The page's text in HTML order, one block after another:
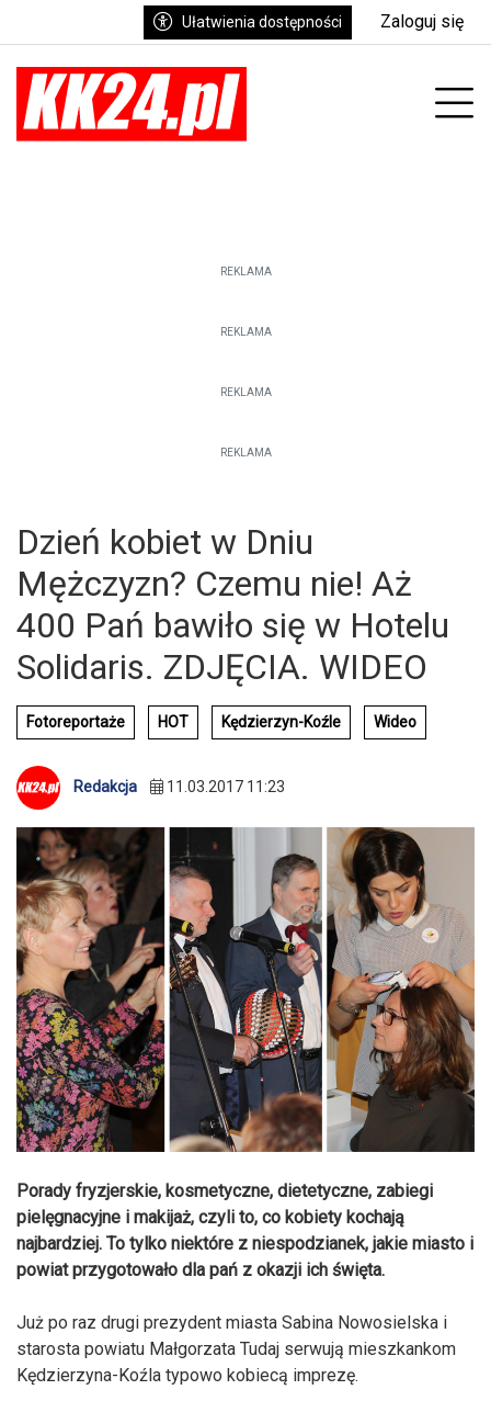
Ułatwienia dostępności Zaloguj się
REKLAMA
REKLAMA
REKLAMA
REKLAMA
Dzień kobiet w Dniu
Mężczyzn? Czemu nie! Aż
400 Pań bawiło się w Hotelu
Solidaris. ZDJĘCIA. WIDEO
Fotoreportaże HOT Kędzierzyn-Koźle Wideo
Redakcja 11.03.2017 11:23
Porady fryzjerskie, kosmetyczne, dietetyczne, zabiegi
pielęgnacyjne i makijaż, czyli to, co kobiety kochają
najbardziej. To tylko niektóre z niespodzianek, jakie miasto i
powiat przygotowało dla pań z okazji ich święta.
Już po raz drugi prezydent miasta Sabina Nowosielska i
starosta powiatu Małgorzata Tudaj serwują mieszkankom
Kędzierzyna-Koźla typowo kobiecą imprezę.